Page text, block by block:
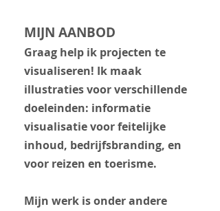
MIJN AANBOD
Graag help ik projecten te
visualiseren! Ik maak
illustraties voor verschillende
doeleinden: informatie
visualisatie voor feitelijke
inhoud, bedrijfsbranding, en
voor reizen en toerisme.
Mijn werk is onder andere